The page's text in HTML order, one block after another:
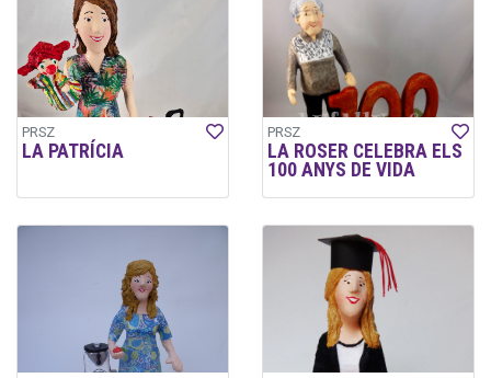
PRSZ
LA PATRÍCIA
PRSZ
LA ROSER CELEBRA ELS
100 ANYS DE VIDA